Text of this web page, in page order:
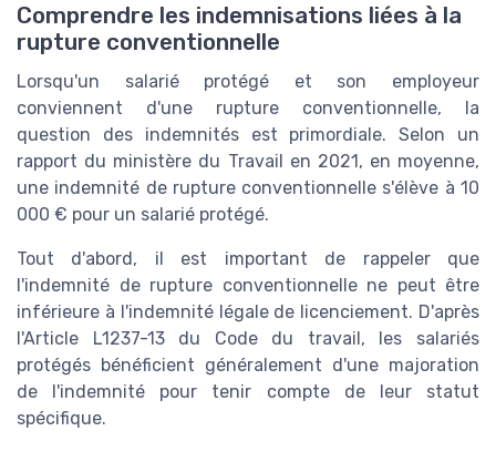
Comprendre les indemnisations liées à la
rupture conventionnelle
Lorsqu'un salarié protégé et son employeur
conviennent d'une rupture conventionnelle, la
question des indemnités est primordiale. Selon un
rapport du ministère du Travail en 2021, en moyenne,
une indemnité de rupture conventionnelle s'élève à 10
000 € pour un salarié protégé.
Tout d'abord, il est important de rappeler que
l'indemnité de rupture conventionnelle ne peut être
inférieure à l'indemnité légale de licenciement. D'après
l'Article L1237-13 du Code du travail, les salariés
protégés bénéficient généralement d'une majoration
de l'indemnité pour tenir compte de leur statut
spécifique.